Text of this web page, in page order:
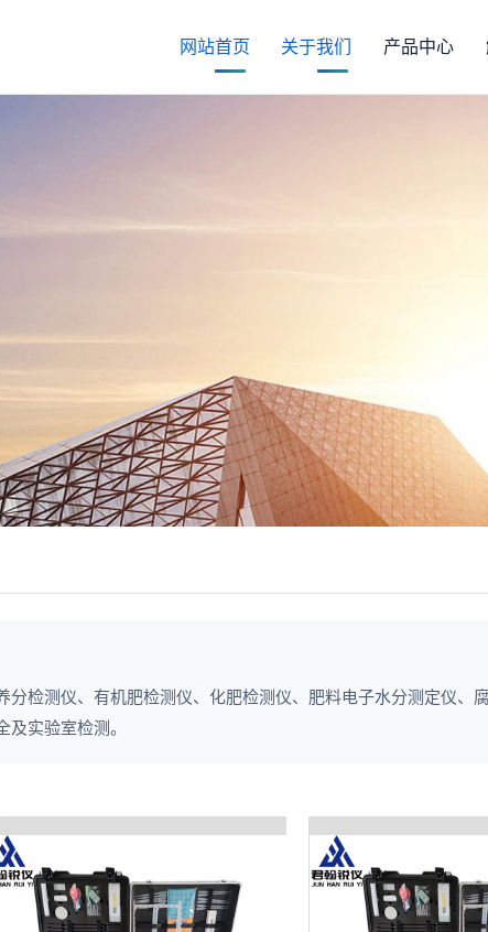
网站首页 关于我们 产品中心
分检测仪、有机肥检测仪、化肥检测仪、肥料电子水分测定仪、
实验室检测。